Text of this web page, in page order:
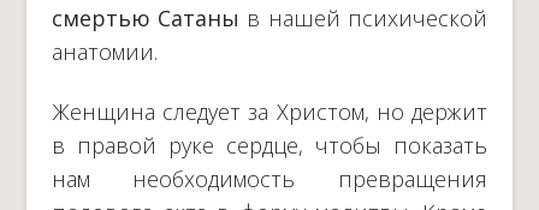
смертью Сатаны в нашей психической
анатомии.
Женщина следует за Христом, но держит
в правой руке сердце, чтобы показать
нам необходимость превращения